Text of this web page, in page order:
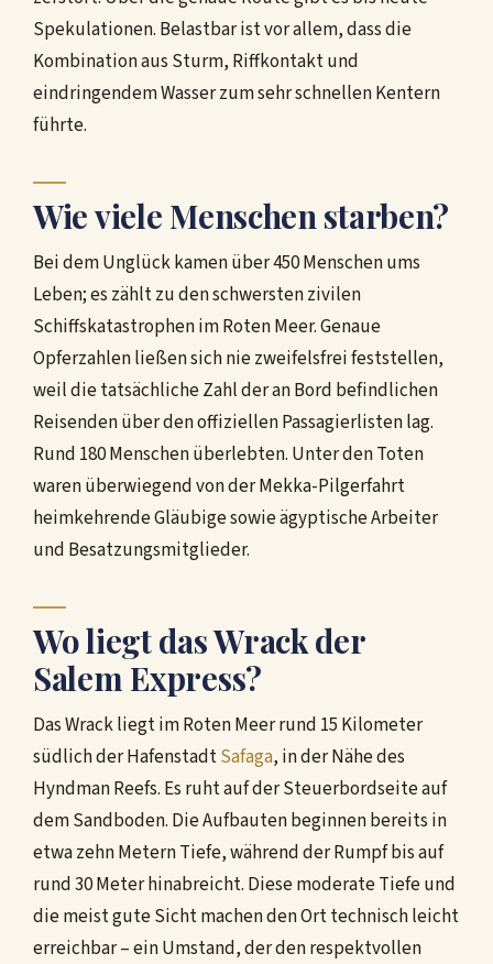
Spekulationen. Belastbar ist vor allem, dass die
Kombination aus Sturm, Riffkontakt und
eindringendem Wasser zum sehr schnellen Kentern
führte.
Wie viele Menschen starben?
Bei dem Unglück kamen über 450 Menschen ums
Leben; es zählt zu den schwersten zivilen
Schiffskatastrophen im Roten Meer. Genaue
Opferzahlen ließen sich nie zweifelsfrei feststellen,
weil die tatsächliche Zahl der an Bord befindlichen
Reisenden über den offiziellen Passagierlisten lag.
Rund 180 Menschen überlebten. Unter den Toten
waren überwiegend von der Mekka-Pilgerfahrt
heimkehrende Gläubige sowie ägyptische Arbeiter
und Besatzungsmitglieder.
Wo liegt das Wrack der
Salem Express?
Das Wrack liegt im Roten Meer rund 15 Kilometer
südlich der HafenstadtSafaga, in der Nähe des
Hyndman Reefs. Es ruht auf der Steuerbordseite auf
dem Sandboden. Die Aufbauten beginnen bereits in
etwa zehn Metern Tiefe, während der Rumpf bis auf
rund 30 Meter hinabreicht. Diese moderate Tiefe und
die meist gute Sicht machen den Ort technisch leicht
erreichbar – ein Umstand, der den respektvollen